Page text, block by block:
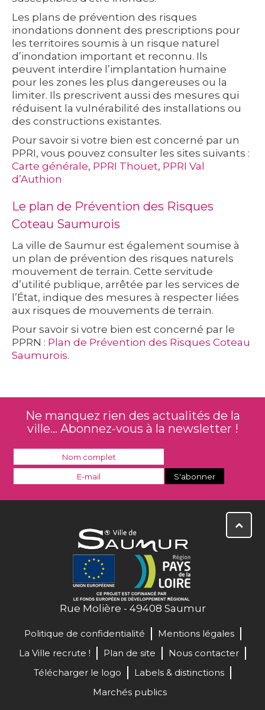
Les plans de prévention des risques
inondations donnent des prescriptions pour
les territoires soumis à un risque naturel
d’inondation important et reconnu. Ils
peuvent interdire l’implantation humaine
pour les zones les plus dangereuses ou la
limiter. Ils prescrivent aussi des mesures qui
réduisent la vulnérabilité des installations ou
des constructions existantes.
Pour savoir si votre bien est concerné par un
PPRI, vous pouvez consulter les sites suivants :
Carte générale, PPRI Thouet, PPRI Val
d’Authion
Le plan de Prévention des Risques
Coteau Saumurois
La ville de Saumur est également soumise à
un plan de prévention des risques naturels
mouvement de terrain. Cette servitude
d’utilité publique, arrêtée par les services de
l’État, indique des mesures à respecter liées
aux risques de mouvements de terrain.
Pour savoir si votre bien est concerné par le
PPRN : Plan de Prévention des Risques Coteau
Saumurois.
Ne manquez rien des actualités de la
ville... Abonnez-vous à la newsletter !
Rue Molière - 49408 Saumur
Politique de confidentialité
Mentions légales
La Ville recrute !
Plan de site
Nous contacter
Télécharger le logo
Labels & distinctions
Marchés publics